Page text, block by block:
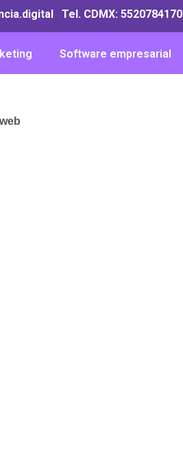
Tel. CDMX:5520784170
Software empresarial